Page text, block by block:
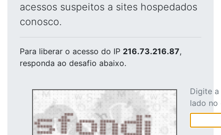
acessos suspeitos a sites hospedados
conosco.
Para liberar o acesso do IP 216.73.216.87,
responda ao desafio abaixo.
Digite
lado no